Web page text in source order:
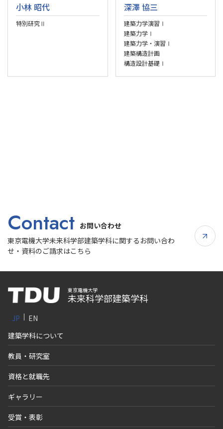
小林 昭代
特別研究Ⅱ
深澤 協三
建築力学演習Ⅰ
建築力学Ⅰ
建築力学・演習Ⅰ
建築構造計画
構造設計基礎Ⅰ
Contact お問い合わせ
東京電機大学未来科学部建築学科に関するお問い合わ
せ・資料のご請求はこちら
東京電機大学
未来科学部建築学科
JP
EN
建築学科について
教員・研究室
資格と就職先
ギャラリー
受賞・表彰